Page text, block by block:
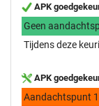
APK
Geen
Tijdens deze
APK
Aandachtspunt 1